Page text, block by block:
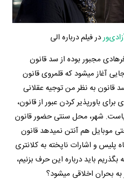
در فیلم درباره الی
مجبور بوده از سد قانون
آغاز می­شود که قلمروی قانون
قانون به نظر من توجیه عقلانی
برای باورپذیر کردن عبور از قانون،
شهر، محل سنتی حضور قانون
موبایل هم آنتن نمی­دهد قانون
پلیس و اشارات ناپخته به کلانتری
باید درباره­ این حرف بزنیم،
بحران اخلاقی می­شود؟